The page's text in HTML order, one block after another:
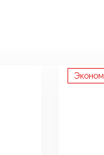
Эконом